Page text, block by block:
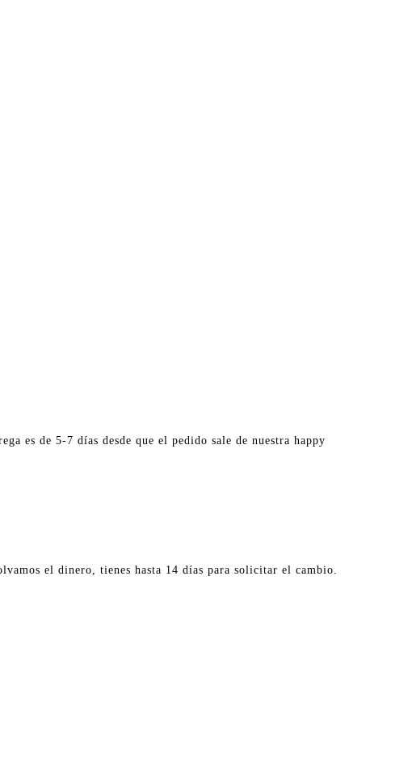
es de 5-7 días desde que el pedido sale de nuestra happy
el dinero, tienes hasta 14 días para solicitar el cambio.